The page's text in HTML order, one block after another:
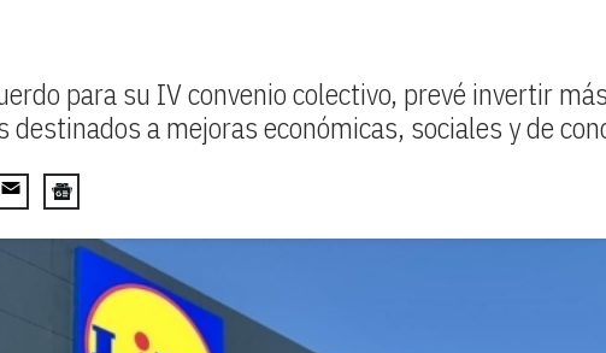
para su IV convenio colectivo, prevé invertir
a mejoras económicas, sociales y de
Email